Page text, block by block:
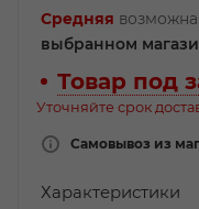
Средняя
выбранном
Товар под
Уточняйте срок
Самовывоз из
Характеристики